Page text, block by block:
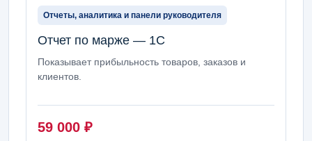
Отчеты, аналитика и панели руководителя
Отчет по марже — 1С
Показывает прибыльность товаров, заказов и
клиентов.
59 000 ₽